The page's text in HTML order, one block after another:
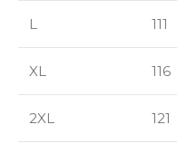
L 111
XL 116
2XL 121